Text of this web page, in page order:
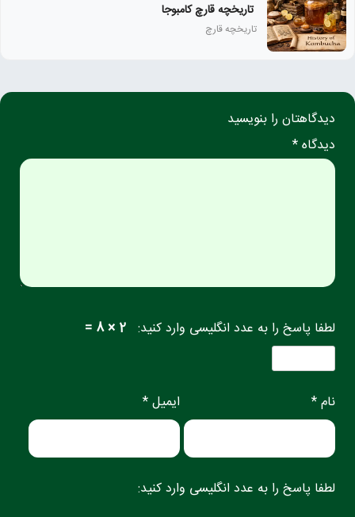
تاریخچه قارچ کامبوجا
تاریخچه قارچ
دیدگاهتان را بنویسید
دیدگاه *
لطفا پاسخ را به عدد انگلیسی وارد کنید: 2 × 8 =
نام * ایمیل *
لطفا پاسخ را به عدد انگلیسی وارد کنید: